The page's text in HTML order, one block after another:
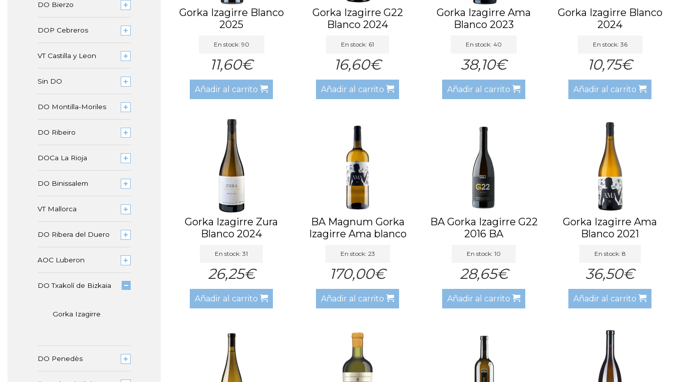
DO Bierzo
DOP Cebreros
VT Castilla y Leon
Sin DO
DO Montilla-Moriles
DO Ribeiro
DOCa La Rioja
DO Binissalem
VT Mallorca
DO Ribera del Duero
AOC Luberon
DO Txakolí de Bizkaia
Gorka Izagirre
DO Penedès
Gorka Izagirre Blanco
2025
En stock: 90
11,60€
Añadir al carrito
Gorka Izagirre G22
Blanco 2024
En stock: 61
16,60€
Añadir al carrito
Gorka Izagirre Ama
Blanco 2023
En stock: 40
38,10€
Añadir al carrito
Gorka Izagirre Blanco
2024
En stock: 36
10,75€
Añadir al carrito
Gorka Izagirre Zura
Blanco 2024
En stock: 31
26,25€
Añadir al carrito
BA Magnum Gorka
Izagirre Ama blanco
En stock: 23
170,00€
Añadir al carrito
BA Gorka Izagirre G22
2016 BA
En stock: 10
28,65€
Añadir al carrito
Gorka Izagirre Ama
Blanco 2021
En stock: 8
36,50€
Añadir al carrito